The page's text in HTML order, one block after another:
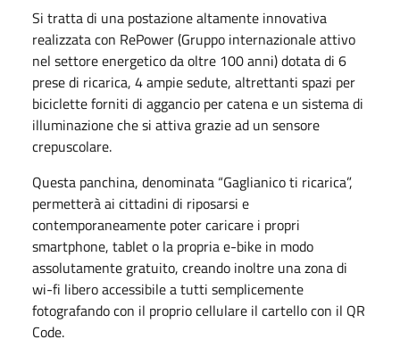
Si tratta di una postazione altamente innovativa
realizzata con RePower (Gruppo internazionale attivo
nel settore energetico da oltre 100 anni) dotata di 6
prese di ricarica, 4 ampie sedute, altrettanti spazi per
biciclette forniti di aggancio per catena e un sistema di
illuminazione che si attiva grazie ad un sensore
crepuscolare.
Questa panchina, denominata “Gaglianico ti ricarica”,
permetterà ai cittadini di riposarsi e
contemporaneamente poter caricare i propri
smartphone, tablet o la propria e-bike in modo
assolutamente gratuito, creando inoltre una zona di
wi-fi libero accessibile a tutti semplicemente
fotografando con il proprio cellulare il cartello con il QR
Code.